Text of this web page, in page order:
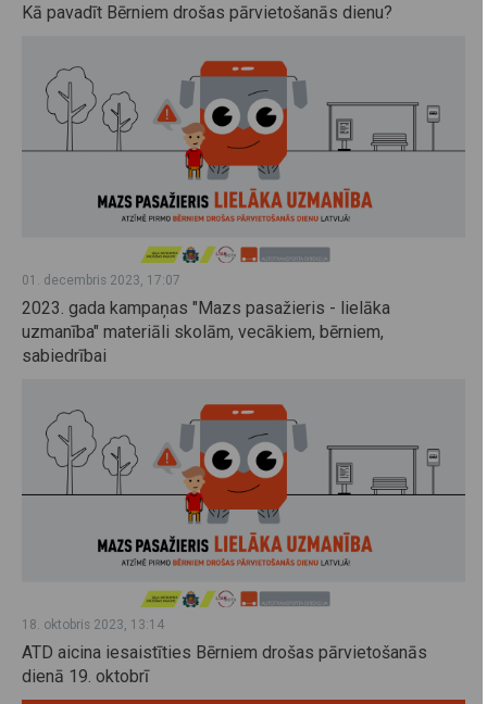
Kā pavadīt Bērniem drošas pārvietošanās dienu?
01. decembris 2023, 17:07
2023. gada kampaņas "Mazs pasažieris - lielāka
uzmanība" materiāli skolām, vecākiem, bērniem,
sabiedrībai
18. oktobris 2023, 13:14
ATD aicina iesaistīties Bērniem drošas pārvietošanās
dienā 19. oktobrī